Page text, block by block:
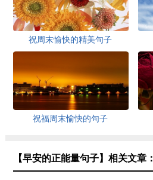
祝周末愉快的精美句子
祝福周末愉快的句子
【早安的正能量句子】相关文章：